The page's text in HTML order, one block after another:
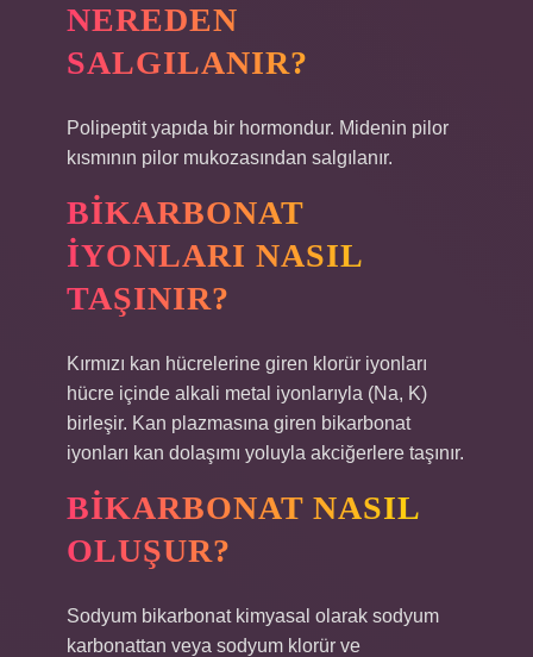
NEREDEN
SALGILANIR?
Polipeptit yapıda bir hormondur. Midenin pilor
kısmının pilor mukozasından salgılanır.
BIKARBONAT
IYONLARI NASIL
TAŞINIR?
Kırmızı kan hücrelerine giren klorür iyonları
hücre içinde alkali metal iyonlarıyla (Na, K)
birleşir. Kan plazmasına giren bikarbonat
iyonları kan dolaşımı yoluyla akciğerlere taşınır.
BIKARBONAT NASIL
OLUŞUR?
Sodyum bikarbonat kimyasal olarak sodyum
karbonattan veya sodyum klorür ve